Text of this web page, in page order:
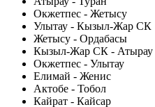
Окжетпес - Жетысу
Улытау - Кызыл-Жар СК
Жетысу - Ордабасы
Кызыл-Жар СК - Атырау
Окжетпес - Улытау
Елимай - Женис
Актобе - Тобол
Кайрат - Кайсар